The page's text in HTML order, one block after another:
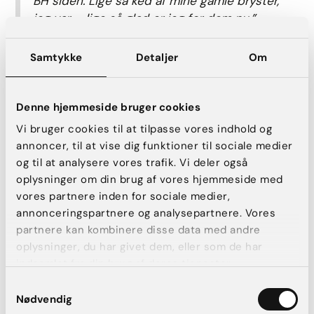
Samtykke Detaljer Om
Denne hjemmeside bruger cookies
Vi bruger cookies til at tilpasse vores indhold og
annoncer, til at vise dig funktioner til sociale medier
og til at analysere vores trafik. Vi deler også
oplysninger om din brug af vores hjemmeside med
vores partnere inden for sociale medier,
annonceringspartnere og analysepartnere. Vores
partnere kan kombinere disse data med andre
oplysninger, du har givet dem, eller som de har
indsamlet fra din brug af deres tjenester.
Nødvendig
jeg var – lige så glad er jeg for dem nu.”
For mange af vores kunder handler en brystforstørrelse ikke
elsker, uden at føle sig utilpas. Det kan gøre en verden til
forskel.
Har dine bryster ændret sig i løbet af
de 10 år?
Rikke: “Jeg synes faktisk ikke, de har ændret
sig. De sidder stadig som dengang. Og det er
jo trods alt 10 år siden nu – og jeg er snart 42
år gammel, så huden har selvfølgelig ændret
sig lidt, men brysterne ser stadig virkelig flotte
ud.”